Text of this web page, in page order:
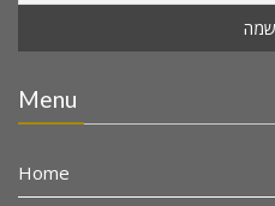
Menu
Home